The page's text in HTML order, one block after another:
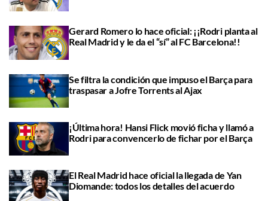
Gerard Romero lo hace oficial: ¡¡Rodri planta al
Real Madrid y le da el “sí” al FC Barcelona!!
Se filtra la condición que impuso el Barça para
traspasar a Jofre Torrents al Ajax
¡Última hora! Hansi Flick movió ficha y llamó a
Rodri para convencerlo de fichar por el Barça
El Real Madrid hace oficial la llegada de Yan
Diomande: todos los detalles del acuerdo